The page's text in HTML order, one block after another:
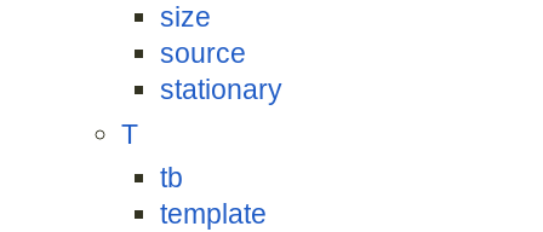
size
source
stationary
T
tb
template